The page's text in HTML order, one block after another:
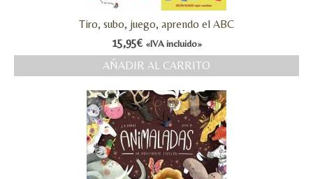
Tiro, subo, juego, aprendo el ABC
15,95€ «IVA incluido»
AÑADIR AL CARRITO